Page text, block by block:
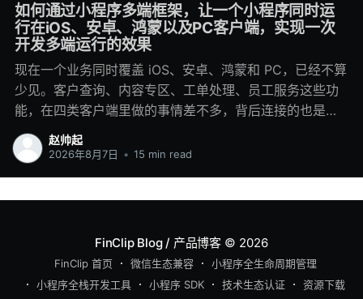
如何通过小程序多端框架，让一个小程序同时运
行在iOS、安卓、鸿蒙以及PC客户端，实现一次
开发多端运行的效果
现在一个业务同时覆盖 iOS、安卓、鸿蒙和 PC，已经不算
少见。客户查询、内容专区、工单处理、员工服务这些功
能，在四类客户端里做的事情差不多，背后连接的也是同
一套业务系统，但开发时经常会落进四个工程：移动端各
写一套，鸿蒙再做适配，PC 端重新处理窗口和键鼠交互。
看起来是在维护四个客户端，团队花掉的时间却有很大一
部分是在重复同一项业务改动。 小程序多端框架解决的是
这类重复建设。页面、路由、表单、接口调用和业务规则
赵帅起
2026年8月7日 • 15 min read
FinClip Blog / 产品博客© 2026
FinClip 首页 微信生态兼容
小程序全生命周期管理
小程序全栈开发工具
小程序 SDK 技术生态认证 资源下载